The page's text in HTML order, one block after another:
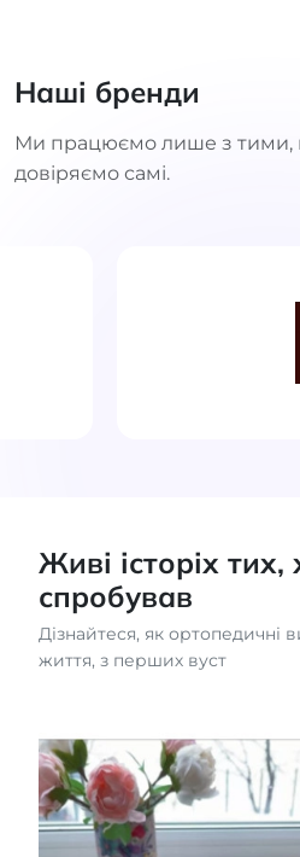
Наші бренди
Ми працюємо лише з тими,
довіряємо самі.
Живі історіх тих,
спробував
Дізнайтеся, як ортопедичні
життя, з перших вуст